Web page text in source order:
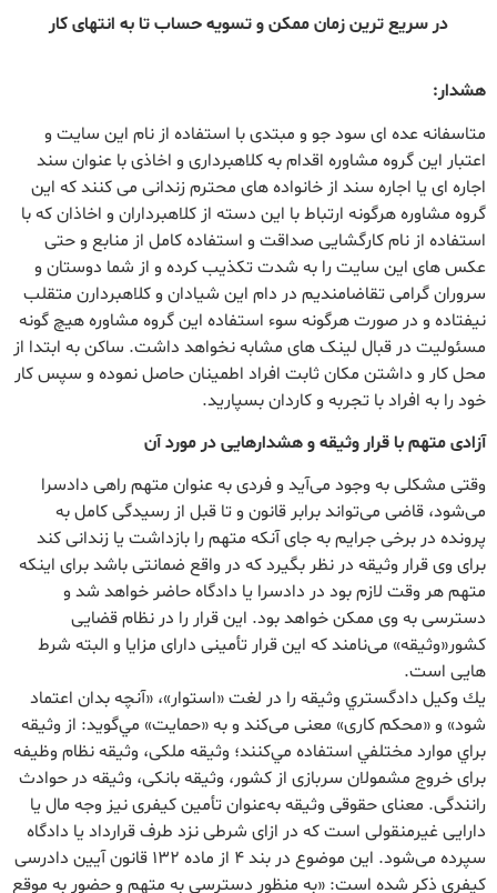
در سریع ترین زمان ممکن و تسویه حساب تا به انتهای کار
هشدار:
متاسفانه عده ای سود جو و مبتدی با استفاده از نام این سایت و
اعتبار این گروه مشاوره اقدام به کلاهبرداری و اخاذی با عنوان سند
اجاره ای یا اجاره سند از خانواده های محترم زندانی می کنند که این
گروه مشاوره هرگونه ارتباط با این دسته از کلاهبرداران و اخاذان که با
استفاده از نام کارگشایی صداقت و استفاده کامل از منابع و حتی
عکس های این سایت را به شدت تکذیب کرده و از شما دوستان و
سروران گرامی تقاضامندیم در دام این شیادان و کلاهبردارن متقلب
نیفتاده و در صورت هرگونه سوء استفاده این گروه مشاوره هیچ گونه
مسئولیت در قبال لینک های مشابه نخواهد داشت. ساکن به ابتدا از
محل کار و داشتن مکان ثابت افراد اطمینان حاصل نموده و سپس کار
خود را به افراد با تجربه و کاردان بسپارید.
آزادی متهم با قرار وثیقه و هشدارهایی در مورد آن
وقتی مشکلی به ‌وجود می‌آید و فردی به عنوان متهم راهی دادسرا
می‌شود، قاضی می‌تواند برابر قانون و تا قبل از رسیدگی کامل به
پرونده در برخی جرایم به جای آنکه متهم را بازداشت یا زندانی کند
برای وی قرار وثیقه در نظر بگیرد که در واقع ضمانتی باشد برای اینکه
متهم هر وقت لازم بود در دادسرا یا دادگاه حاضر خواهد شد و
دسترسی به وی ممکن خواهد بود. این قرار را در نظام قضایی
کشور«وثیقه» می‌نامند که این قرار تأمینی دارای مزایا و البته شرط‌
هایی است.
يك وكيل دادگستري وثيقه را در لغت «استوار»، «آنچه بدان اعتماد
شود» و «محکم کاری» معنی می‌کند و به «حمايت» مي‌گويد: از وثيقه
براي موارد مختلفي استفاده مي‌كنند؛ وثیقه ملکی، وثیقه نظام ‌وظیفه
برای خروج مشمولان سربازی از کشور، وثیقه بانکی، وثیقه در حوادث
رانندگی. معنای حقوقی وثیقه به‌عنوان تأمین کیفری نیز وجه مال یا
دارایی غیرمنقولی است که در ازای شرطی نزد طرف قرارداد یا دادگاه
سپرده می‌شود. اين موضوع در بند 4 از ماده 132 قانون آیین دادرسی
کیفری ذكر شده است: «به منظور دسترسی به متهم و حضور به موقع